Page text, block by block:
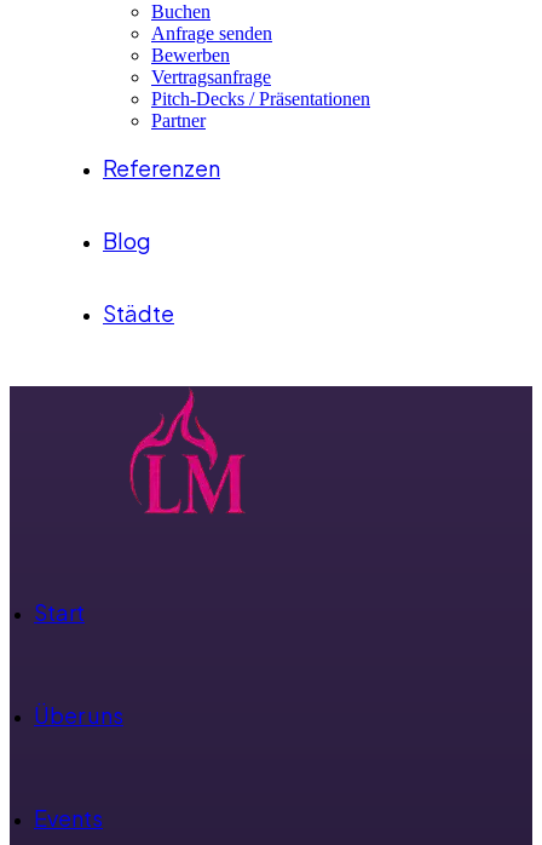
Buchen
Anfrage senden
Bewerben
Vertragsanfrage
Pitch-Decks / Präsentationen
Partner
Referenzen
Blog
Städte
Start
Über uns
Events